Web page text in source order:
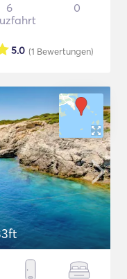
6
0
(1 Bewertungen)
5.0